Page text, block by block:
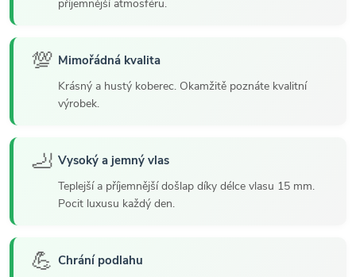
příjemnější atmosféru.
💯 Mimořádná kvalita
Krásný a hustý koberec. Okamžitě poznáte kvalitní
výrobek.
🦶 Vysoký a jemný vlas
Teplejší a příjemnější došlap díky délce vlasu 15 mm.
Pocit luxusu každý den.
💪 Chrání podlahu